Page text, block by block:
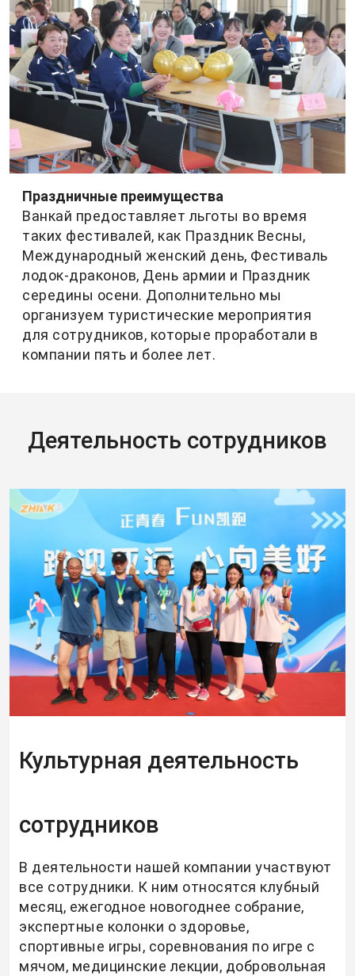
Праздничные преимущества
Ванкай предоставляет льготы во время
таких фестивалей, как Праздник Весны,
Международный женский день, Фестиваль
лодок-драконов, День армии и Праздник
середины осени. Дополнительно мы
организуем туристические мероприятия
для сотрудников, которые проработали в
компании пять и более лет.
Деятельность сотрудников
Культурная деятельность
сотрудников
В деятельности нашей компании участвуют
все сотрудники. К ним относятся клубный
месяц, ежегодное новогоднее собрание,
экспертные колонки о здоровье,
спортивные игры, соревнования по игре с
мячом, медицинские лекции, добровольная